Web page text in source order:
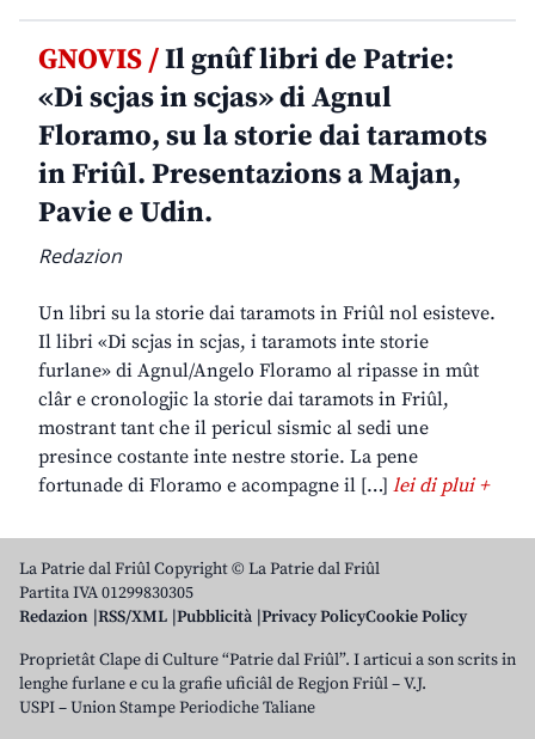
GNOVIS /Il gnûf libri de Patrie:
«Di scjas in scjas» di Agnul
Floramo, su la storie dai taramots
in Friûl. Presentazions a Majan,
Pavie e Udin.
Redazion
Un libri su la storie dai taramots in Friûl nol esisteve.
Il libri «Di scjas in scjas, i taramots inte storie
furlane» di Agnul/Angelo Floramo al ripasse in mût
clâr e cronologjic la storie dai taramots in Friûl,
mostrant tant che il pericul sismic al sedi une
presince costante inte nestre storie. La pene
fortunade di Floramo e acompagne il […] lei di plui +
La Patrie dal Friûl Copyright © La Patrie dal Friûl
Partita IVA 01299830305
Redazion RSS/XML Pubblicità Privacy PolicyCookie Policy
Proprietât Clape di Culture “Patrie dal Friûl”. I articui a son scrits in
lenghe furlane e cu la grafie uficiâl de Regjon Friûl – V.J.
USPI – Union Stampe Periodiche Taliane